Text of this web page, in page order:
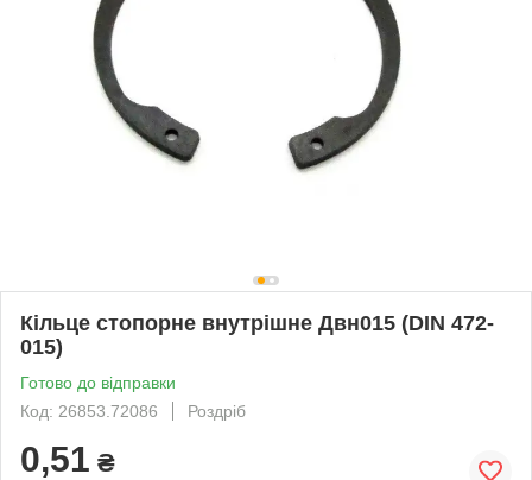
Кільце стопорне внутрішне Двн015 (DIN 472-
015)
Готово до відправки
Код: 26853.72086
Роздріб
0,51 ₴